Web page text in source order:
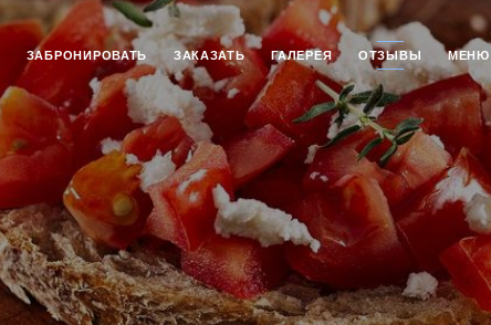
ЗАБРОНИРОВАТЬ ЗАКАЗАТЬ ГАЛЕРЕЯ ОТЗЫВЫ МЕНЮ